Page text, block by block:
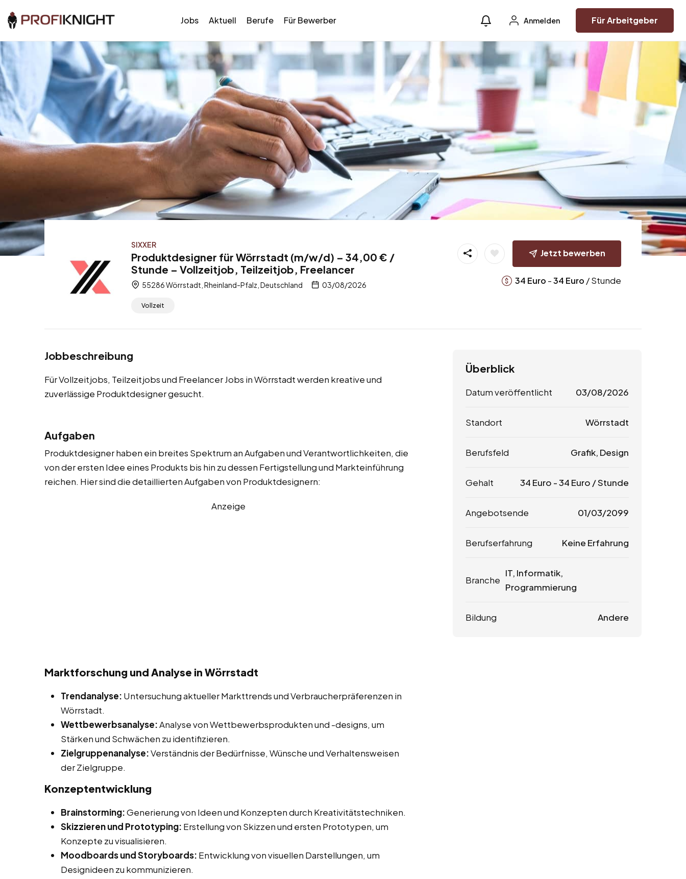
Jobs Aktuell Berufe Für Bewerber Anmelden Für Arbeitgeber
SIXXER
Produktdesigner für Wörrstadt (m/w/d) – 34,00 € /
Stunde – Vollzeitjob, Teilzeitjob, Freelancer
55286 Wörrstadt, Rheinland-Pfalz, Deutschland 03/08/2026
Vollzeit
Jetzt bewerben
34 Euro -34 Euro / Stunde
Jobbeschreibung
Für Vollzeitjobs, Teilzeitjobs und Freelancer Jobs in Wörrstadt werden kreative und
zuverlässige Produktdesigner gesucht.
Aufgaben
Produktdesigner haben ein breites Spektrum an Aufgaben und Verantwortlichkeiten, die
von der ersten Idee eines Produkts bis hin zu dessen Fertigstellung und Markteinführung
reichen. Hier sind die detaillierten Aufgaben von Produktdesignern:
Anzeige
Marktforschung und Analyse in Wörrstadt
Trendanalyse: Untersuchung aktueller Markttrends und Verbraucherpräferenzen in
Wörrstadt.
Wettbewerbsanalyse:Analyse von Wettbewerbsprodukten und -designs, um
Stärken und Schwächen zu identifizieren.
Zielgruppenanalyse:Verständnis der Bedürfnisse, Wünsche und Verhaltensweisen
der Zielgruppe.
Konzeptentwicklung
Brainstorming:Generierung von Ideen und Konzepten durch Kreativitätstechniken.
Skizzieren und Prototyping: Erstellung von Skizzen und ersten Prototypen, um
Konzepte zu visualisieren.
Moodboards und Storyboards: Entwicklung von visuellen Darstellungen, um
Designideen zu kommunizieren.
Überblick
Datum veröffentlicht 03/08/2026
Standort Wörrstadt
Berufsfeld Grafik, Design
Gehalt 34 Euro -34 Euro / Stunde
Angebotsende 01/03/2099
Berufserfahrung Keine Erfahrung
Branche
IT, Informatik,
Programmierung
Bildung Andere